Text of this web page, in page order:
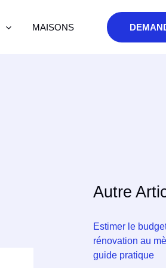
MAISONS
Autre
Estimer le
rénovation au
guide pratique